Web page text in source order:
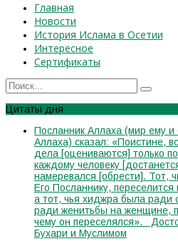
Главная
Новости
История Ислама в Осетии
Интересное
Сертификаты
Цитаты дня
Посланник Аллаха (мир ему и
Аллаха) сказал: «Поистине,
дела [оцениваются] только
каждому человеку
намеревался [обрести]. Тот,
Его Посланнику,
а тот, чья хиджра была ради
ради женитьбы на женщине,
чему он переселялся».
Бухари и Муслимом